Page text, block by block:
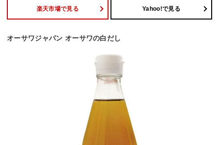
楽天市場で見る Yahoo!で見る
オーサワジャパン オーサワの白だし